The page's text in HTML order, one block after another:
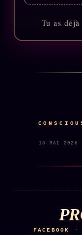
Cercle Privé
Bienvenue
Manifeste
BRAINS
GENERIC
Tu as
18 MAI 2026 ·
FACEBOOK ·